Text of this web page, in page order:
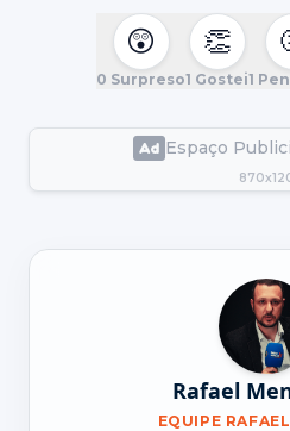
😲
0 Surpreso
👏
1 Gostei1
Espaço
Rafael
EQUIPE